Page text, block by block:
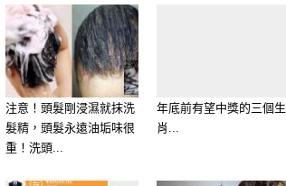
注意！頭髮剛浸濕就抹洗
髮精，頭髮永遠油垢味很
重！洗頭...
年底前有望中獎的三個生
肖...